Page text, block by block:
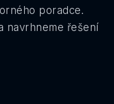
poradce.
navrhneme řešení